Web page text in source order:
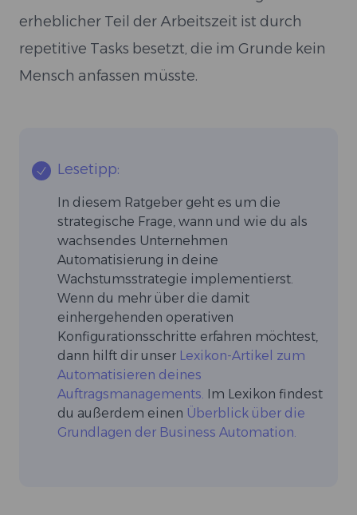
erheblicher Teil der Arbeitszeit ist durch
repetitive Tasks besetzt, die im Grunde kein
Mensch anfassen müsste.
Lesetipp:
In diesem Ratgeber geht es um die
strategische Frage, wann und wie du als
wachsendes Unternehmen
Automatisierung in deine
Wachstumsstrategie implementierst.
Wenn du mehr über die damit
einhergehenden operativen
Konfigurationsschritte erfahren möchtest,
dann hilft dir unser Lexikon-Artikel zum
Automatisieren deines
Auftragsmanagements. Im Lexikon findest
du außerdem einen Überblick über die
Grundlagen der Business Automation.